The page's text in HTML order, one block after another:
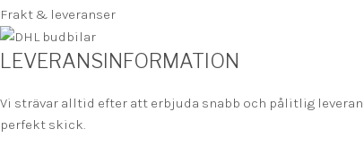
Frakt & leveranser
LEVERANSINFORMATION
Vi strävar alltid efter att erbjuda snabb och pålitlig
perfekt skick.